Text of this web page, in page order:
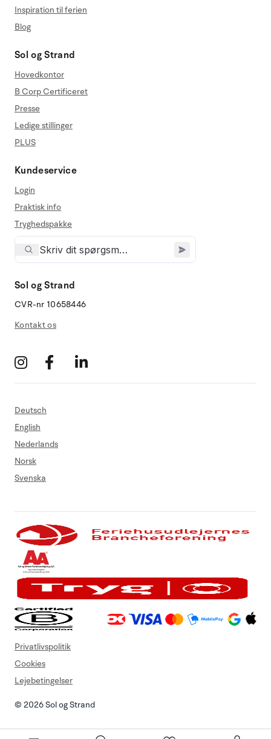
Inspiration til ferien
Blog
Sol og Strand
Hovedkontor
B Corp Certificeret
Presse
Ledige stillinger
PLUS
Kundeservice
Login
Praktisk info
Tryghedspakke
Sol og Strand
CVR-nr 10658446
Kontakt os
Deutsch
English
Nederlands
Norsk
Svenska
© 2026 Sol og Strand
Privatlivspolitik
Cookies
Lejebetingelser